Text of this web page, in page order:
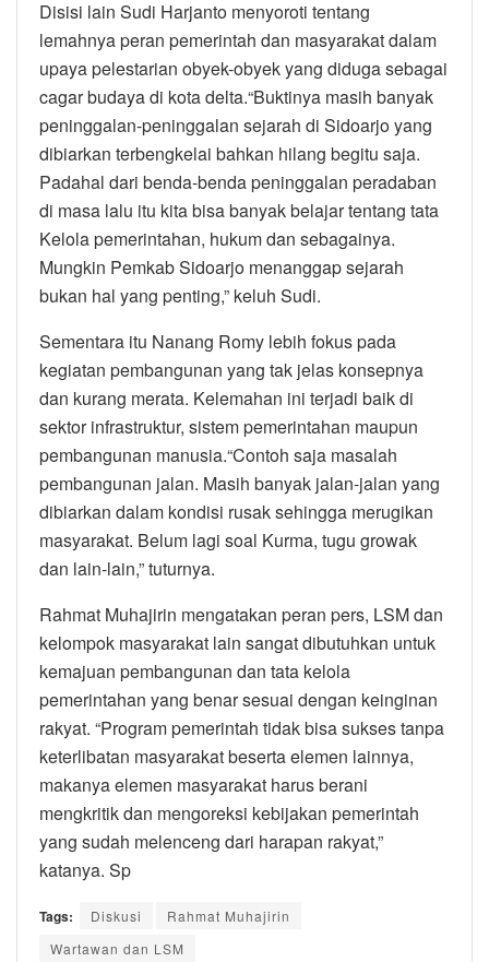
Disisi lain Sudi Harjanto menyoroti tentang
lemahnya peran pemerintah dan masyarakat dalam
upaya pelestarian obyek-obyek yang diduga sebagai
cagar budaya di kota delta.“Buktinya masih banyak
peninggalan-peninggalan sejarah di Sidoarjo yang
dibiarkan terbengkelai bahkan hilang begitu saja.
Padahal dari benda-benda peninggalan peradaban
di masa lalu itu kita bisa banyak belajar tentang tata
Kelola pemerintahan, hukum dan sebagainya.
Mungkin Pemkab Sidoarjo menanggap sejarah
bukan hal yang penting,” keluh Sudi.
Sementara itu Nanang Romy lebih fokus pada
kegiatan pembangunan yang tak jelas konsepnya
dan kurang merata. Kelemahan ini terjadi baik di
sektor infrastruktur, sistem pemerintahan maupun
pembangunan manusia.“Contoh saja masalah
pembangunan jalan. Masih banyak jalan-jalan yang
dibiarkan dalam kondisi rusak sehingga merugikan
masyarakat. Belum lagi soal Kurma, tugu growak
dan lain-lain,” tuturnya.
Rahmat Muhajirin mengatakan peran pers, LSM dan
kelompok masyarakat lain sangat dibutuhkan untuk
kemajuan pembangunan dan tata kelola
pemerintahan yang benar sesuai dengan keinginan
rakyat. “Program pemerintah tidak bisa sukses tanpa
keterlibatan masyarakat beserta elemen lainnya,
makanya elemen masyarakat harus berani
mengkritik dan mengoreksi kebijakan pemerintah
yang sudah melenceng dari harapan rakyat,”
katanya. Sp
Tags: Diskusi
Rahmat Muhajirin
Wartawan dan LSM